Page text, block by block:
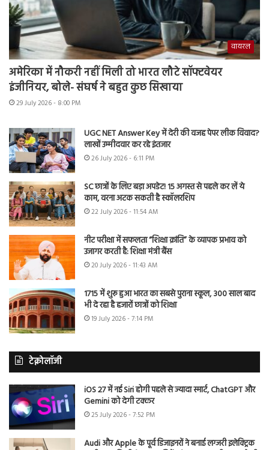
वायरल
अमेरिका में नौकरी नहीं मिली तो भारत लौटे सॉफ्टवेयर
इंजीनियर, बोले- संघर्ष ने बहुत कुछ सिखाया
29 July 2026 - 8:00 PM
UGC NET Answer Key में देरी की वजह पेपर लीक विवाद?
लाखों उम्मीदवार कर रहे इंतजार
26 July 2026 - 6:11 PM
SC छात्रों के लिए बड़ा अपडेट! 15 अगस्त से पहले कर लें ये
काम, वरना अटक सकती है स्कॉलरशिप
22 July 2026 - 11:54 AM
नीट परीक्षा में सफलता “शिक्षा क्रांति” के व्यापक प्रभाव को
उजागर करती है: शिक्षा मंत्री बैंस
20 July 2026 - 11:43 AM
1715 में शुरू हुआ भारत का सबसे पुराना स्कूल, 300 साल बाद
भी दे रहा है हजारों छात्रों को शिक्षा
19 July 2026 - 7:14 PM
टेक्नोलॉजी
iOS 27 में नई Siri होगी पहले से ज्यादा स्मार्ट, ChatGPT और
Gemini को देगी टक्कर
25 July 2026 - 7:52 PM
Audi और Apple के पूर्व डिजाइनरों ने बनाई लग्जरी इलेक्ट्रिक